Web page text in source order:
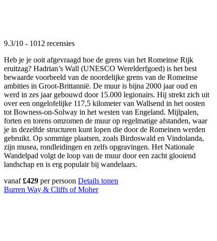
9.3/10 - 1012 recensies
Heb je je ooit afgevraagd hoe de grens van het Romeinse Rijk
eruitzag? Hadrian’s Wall (UNESCO Werelderfgoed) is het best
bewaarde voorbeeld van de noordelijke grens van de Romeinse
ambities in Groot-Brittannië. De muur is bijna 2000 jaar oud en
werd in zes jaar gebouwd door 15.000 legionairs. Hij strekt zich uit
over een ongelofelijke 117,5 kilometer van Wallsend in het oosten
tot Bowness-on-Solway in het westen van Engeland. Mijlpalen,
forten en torens omzomen de muur op regelmatige afstanden, waar
je in dezelfde structuren kunt lopen die door de Romeinen werden
gebruikt. Op sommige plaatsen, zoals Birdoswald en Vindolanda,
zijn musea, rondleidingen en zelfs opgravingen. Het Nationale
Wandelpad volgt de loop van de muur door een zacht glooiend
landschap en is erg populair bij wandelaars.
vanaf£429 per persoon Details tonen
Burren Way & Cliffs of Moher